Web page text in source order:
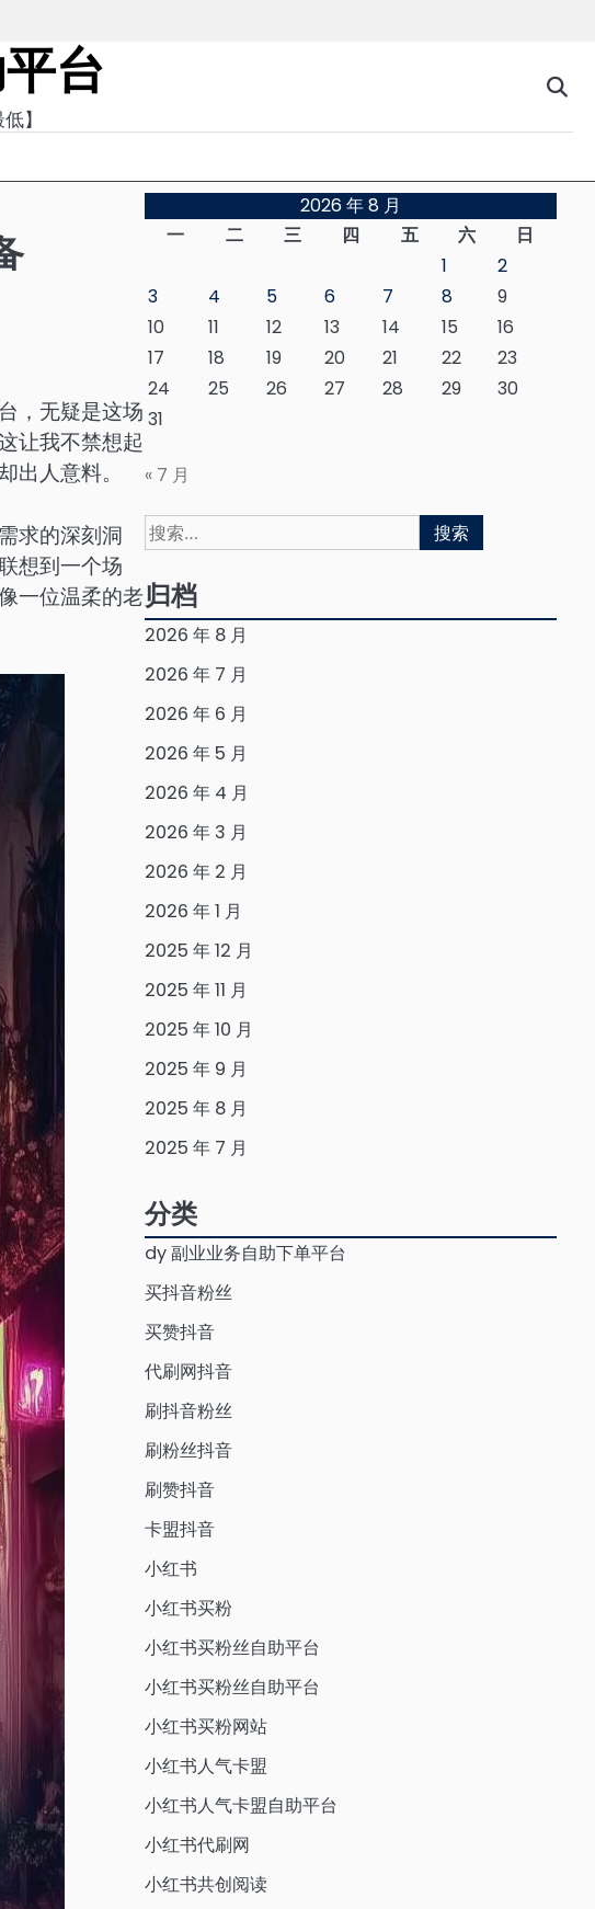
台
】
，无疑是这场
让我不禁想起
人意料。
求的深刻洞
想到一个场
一位温柔的老
2026 年 8 月
一
二 三 四 五 六
日
1
2
3
4 5 6 7 8
9
10
11 12 13 14 15
16
17
18 19 20 21 22
23
24
25 26 27 28 29
30
31
« 7 月
搜
索：
归档
2026 年 8 月
2026 年 7 月
2026 年 6 月
2026 年 5 月
2026 年 4 月
2026 年 3 月
2026 年 2 月
2026 年 1 月
2025 年 12 月
2025 年 11 月
2025 年 10 月
2025 年 9 月
2025 年 8 月
2025 年 7 月
分类
dy 副业业务自助下单平台
买抖音粉丝
买赞抖音
代刷网抖音
刷抖音粉丝
刷粉丝抖音
刷赞抖音
卡盟抖音
小红书
小红书买粉
小红书买粉丝自助平台
小红书买粉丝自助平台
小红书买粉网站
小红书人气卡盟
小红书人气卡盟自助平台
小红书代刷网
小红书共创阅读